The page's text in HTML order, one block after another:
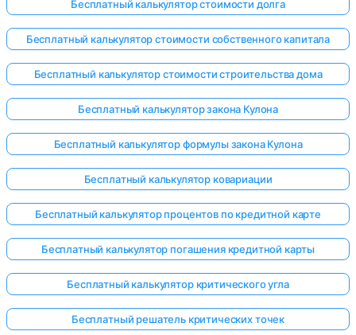
Бесплатный калькулятор стоимости долга
Бесплатный калькулятор стоимости собственного капитала
Бесплатный калькулятор стоимости строительства дома
Бесплатный калькулятор закона Кулона
Бесплатный калькулятор формулы закона Кулона
Бесплатный калькулятор ковариации
Бесплатный калькулятор процентов по кредитной карте
Бесплатный калькулятор погашения кредитной карты
Бесплатный калькулятор критического угла
Бесплатный решатель критических точек